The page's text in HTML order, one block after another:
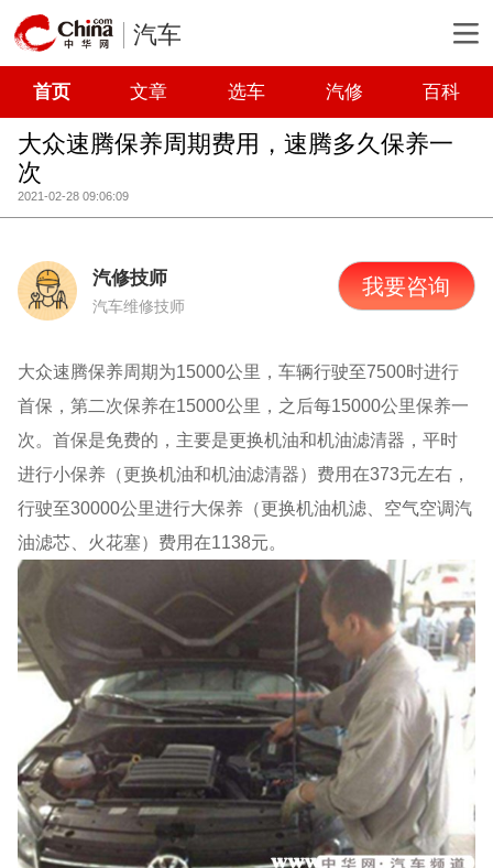
汽车
首页 文章 选车 汽修 百科
大众速腾保养周期费用，速腾多久保养一
次
2021-02-28 09:06:09
汽修技师
汽车维修技师
我要咨询
大众速腾保养周期为15000公里，车辆行驶至7500时进行
首保，第二次保养在15000公里，之后每15000公里保养一
次。首保是免费的，主要是更换机油和机油滤清器，平时
进行小保养（更换机油和机油滤清器）费用在373元左右，
行驶至30000公里进行大保养（更换机油机滤、空气空调汽
油滤芯、火花塞）费用在1138元。